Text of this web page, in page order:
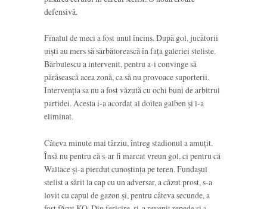
defensivă.
Finalul de meci a fost unul încins. După gol, jucătorii
uiști au mers să sărbătorească în fața galeriei steliste.
Bărbulescu a intervenit, pentru a-i convinge să
părăsească acea zonă, ca să nu provoace suporterii.
Intervenția sa nu a fost văzută cu ochi buni de arbitrul
partidei. Acesta i-a acordat al doilea galben și l-a
eliminat.
Câteva minute mai târziu, întreg stadionul a amuțit.
Însă nu pentru că s-ar fi marcat vreun gol, ci pentru că
Wallace și-a pierdut cunoștința pe teren. Fundașul
stelist a sărit la cap cu un adversar, a căzut prost, s-a
lovit cu capul de gazon și, pentru câteva secunde, a